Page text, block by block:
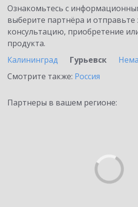
Ознакомьтесь с
выберите партнёра и отправьте
консультацию, приобретение
продукта.
Калининград
Гурьевск
Смотрите также: Россия
Партнеры в вашем регионе: